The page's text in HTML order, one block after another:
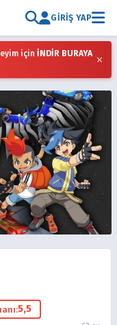
GIRIŞ YAP
için İNDİR BURAYA ×
5,5